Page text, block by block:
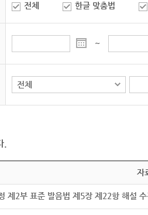
전체 한글 맞춤법
~
.
자
제2부 표준 발음법 제5장 제22항 해설